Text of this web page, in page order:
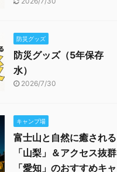
防災グッズ
防災グッズ（5年保存
水）
2026/7/30
キャンプ場
富士山と自然に癒される
「山梨」＆アクセス抜群
「愛知」のおすすめキャ